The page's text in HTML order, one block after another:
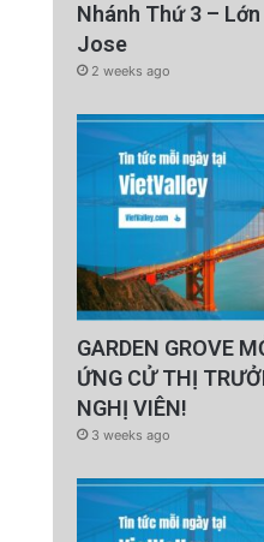
Nhánh Thứ 3 –
Jose
2 weeks ago
GARDEN GROVE
ỨNG CỬ THỊ
NGHỊ VIÊN!
3 weeks ago